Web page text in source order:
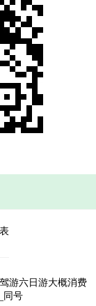
游六日游大概消费
同号